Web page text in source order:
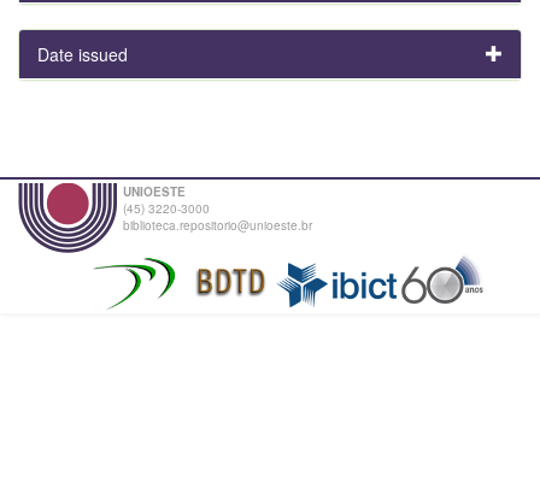
Date issued
UNIOESTE
(45) 3220-3000
biblioteca.repositorio@unioeste.br